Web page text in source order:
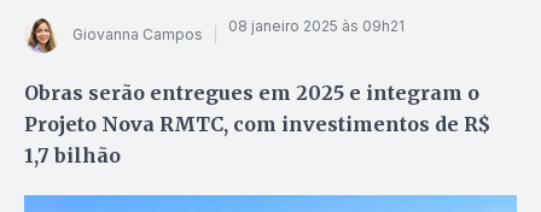
Giovanna Campos 08 janeiro 2025 às 09h21
Obras serão entregues em 2025 e integram o
Projeto Nova RMTC, com investimentos de R$
1,7 bilhão